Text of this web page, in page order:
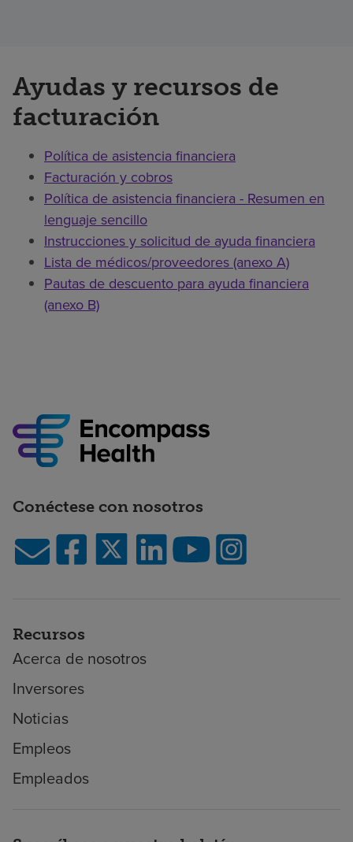
Ayudas y recursos de
facturación
Política de asistencia financiera
Facturación y cobros
Política de asistencia financiera - Resumen en
lenguaje sencillo
Instrucciones y solicitud de ayuda financiera
Lista de médicos/proveedores (anexo A)
Pautas de descuento para ayuda financiera
(anexo B)
Conéctese con nosotros
Recursos
Acerca de nosotros
Inversores
Noticias
Empleos
Empleados